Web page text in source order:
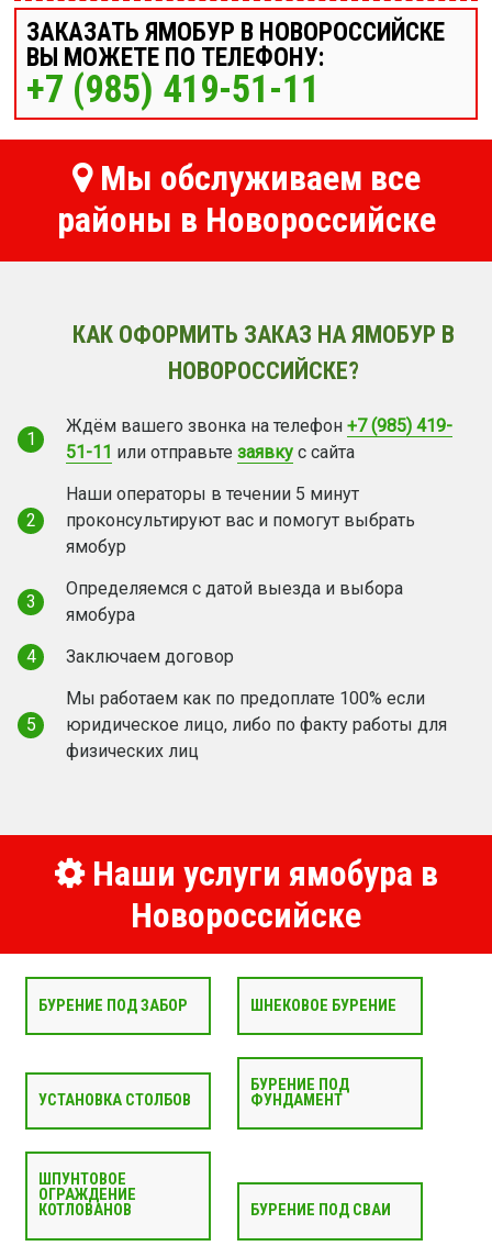
ЗАКАЗАТЬ ЯМОБУР В НОВОРОССИЙСКЕ
ВЫ МОЖЕТЕ ПО ТЕЛЕФОНУ:
+7 (985) 419-51-11
Мы обслуживаем все
районы в Новороссийске
КАК ОФОРМИТЬ ЗАКАЗ НА ЯМОБУР В
НОВОРОССИЙСКЕ?
1
Ждём вашего звонка на телефон +7 (985) 419-
51-11 или отправьте заявку с сайта
2
Наши операторы в течении 5 минут
проконсультируют вас и помогут выбрать
ямобур
3
Определяемся с датой выезда и выбора
ямобура
4
Заключаем договор
5
Мы работаем как по предоплате 100% если
юридическое лицо, либо по факту работы для
физических лиц
Наши услуги ямобура в
Новороссийске
БУРЕНИЕ ПОД ЗАБОР ШНЕКОВОЕ БУРЕНИЕ
УСТАНОВКА СТОЛБОВ
БУРЕНИЕ ПОД
ФУНДАМЕНТ
ШПУНТОВОЕ
ОГРАЖДЕНИЕ
КОТЛОВАНОВ
БУРЕНИЕ ПОД СВАИ